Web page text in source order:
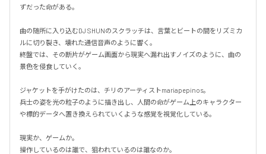
ずだった命がある。
曲の随所に入り込むDJ SHUNのスクラッチは、言葉とビートの間をリズミカ
ルに切り裂き、壊れた通信音声のように響く。
終盤では、その断片がゲーム画面から現実へ漏れ出すノイズのように、曲の
景色を侵食していく。
ジャケットを手がけたのは、チリのアーティストmariapepinos。
兵士の姿を光の粒子のように描き出し、人間の命がゲーム上のキャラクター
や標的データへ置き換えられていくような感覚を視覚化している。
現実か、ゲームか。
操作しているのは誰で、狙われているのは誰なのか。